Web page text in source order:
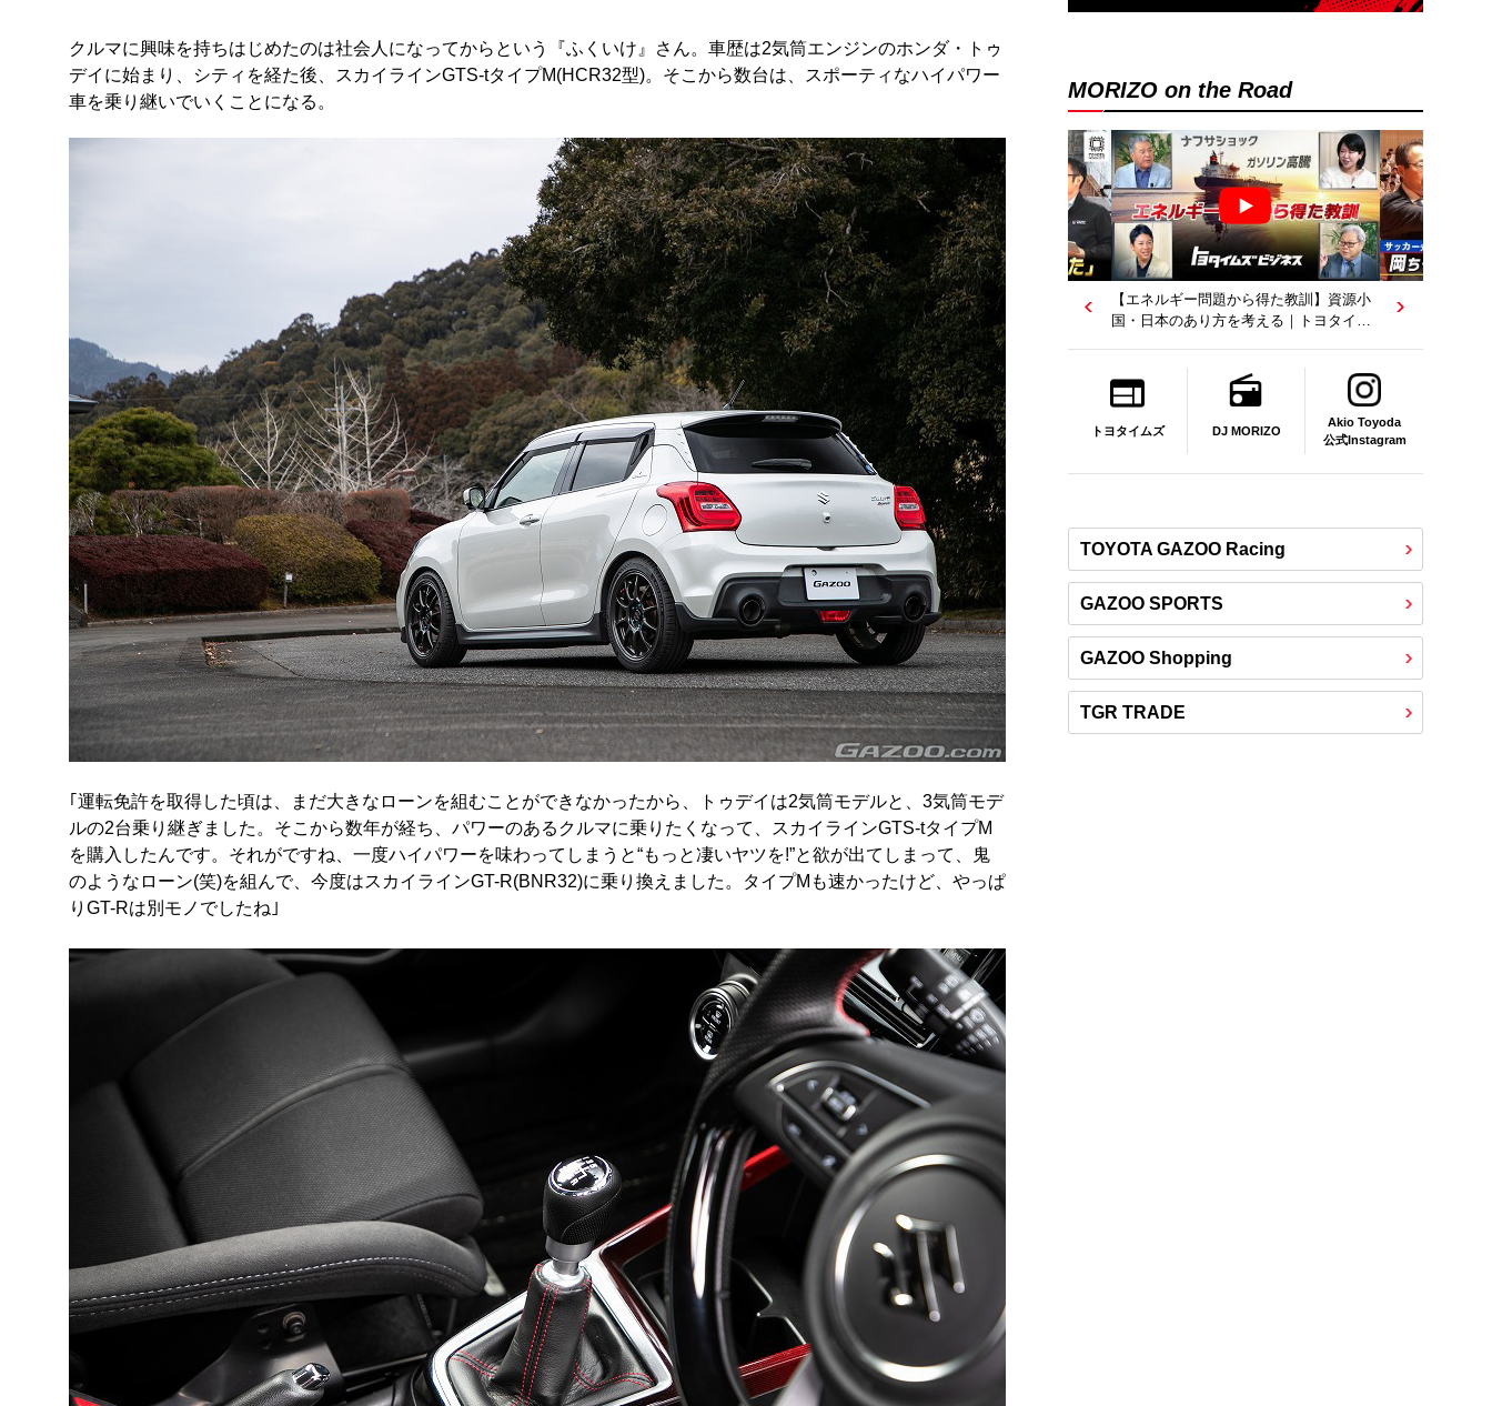
クルマに興味を持ちはじめたのは社会人になってからという『ふくいけ』さん。車歴は2気筒エンジンのホンダ・トゥ
デイに始まり、シティを経た後、スカイラインGTS-tタイプM(HCR32型)。そこから数台は、スポーティなハイパワー
車を乗り継いでいくことになる。
｢運転免許を取得した頃は、まだ大きなローンを組むことができなかったから、トゥデイは2気筒モデルと、3気筒モデ
ルの2台乗り継ぎました。そこから数年が経ち、パワーのあるクルマに乗りたくなって、スカイラインGTS-tタイプM
を購入したんです。それがですね、一度ハイパワーを味わってしまうと“もっと凄いヤツを!”と欲が出てしまって、鬼
のようなローン(笑)を組んで、今度はスカイラインGT-R(BNR32)に乗り換えました。タイプMも速かったけど、やっぱ
りGT-Rは別モノでしたね｣
MORIZO on the Road
【エネルギー問題から得た教訓】資源小
国・日本のあり方を考える｜トヨタイム
トヨタイムズ DJ MORIZO
Akio Toyoda
公式Instagram
TOYOTA GAZOO Racing
GAZOO SPORTS
GAZOO Shopping
TGR TRADE